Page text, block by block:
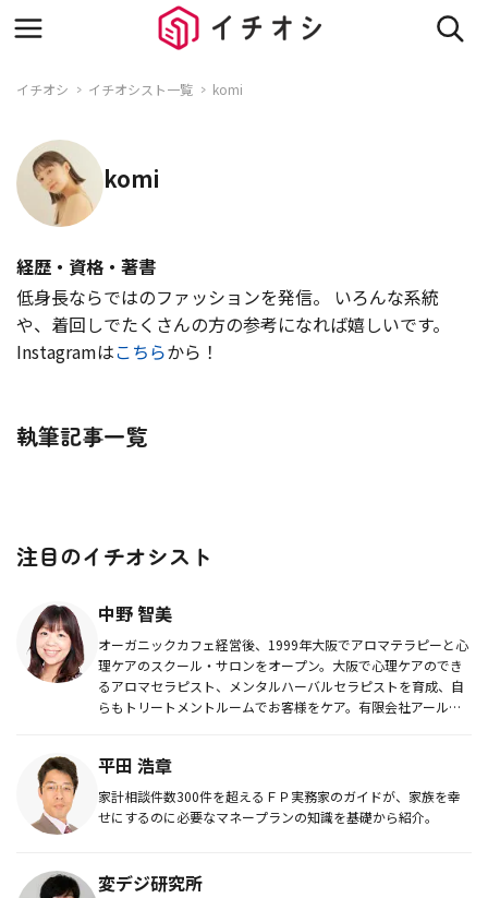
イチオシ イチオシスト一覧 komi
komi
経歴・資格・著書
低身長ならではのファッションを発信。 いろんな系統
や、着回しでたくさんの方の参考になれば嬉しいです。
Instagramはこちらから！
執筆記事一覧
注目のイチオシスト
中野 智美
オーガニックカフェ経営後、1999年大阪でアロマテラピーと心
理ケアのスクール・サロンをオープン。大阪で心理ケアのでき
るアロマセラピスト、メンタルハーバルセラピストを育成、自
らもトリートメントルームでお客様をケア。有限会社アール・
平田 浩章
家計相談件数300件を超えるＦＰ実務家のガイドが、家族を幸
せにするのに必要なマネープランの知識を基礎から紹介。
変デジ研究所